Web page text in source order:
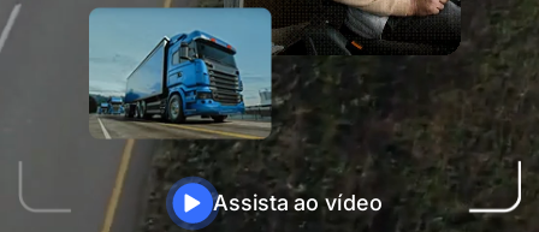
Assista ao vídeo